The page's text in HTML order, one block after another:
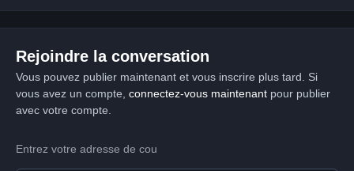
Rejoindre la conversation
Vous pouvez publier maintenant et vous inscrire plus tard. Si
vous avez un compte, connectez-vous maintenantpour publier
avec votre compte.